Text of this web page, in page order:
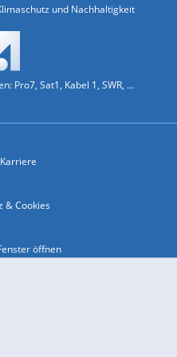
und Nachhaltigkeit
Pro7, Sat1, Kabel 1, SWR, ...
& Cookies
öffnen